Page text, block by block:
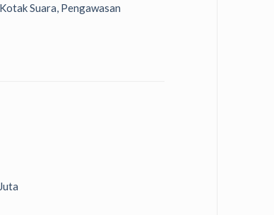
Suara, Pengawasan